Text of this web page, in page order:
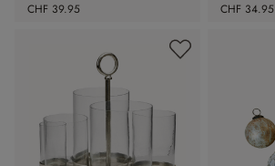
CHF 39.95 CHF 34.95